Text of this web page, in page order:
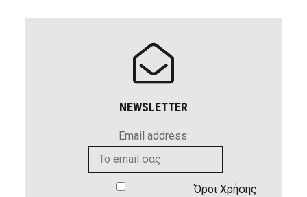
NEWSLETTER
Email address:
Όροι Χρήσης